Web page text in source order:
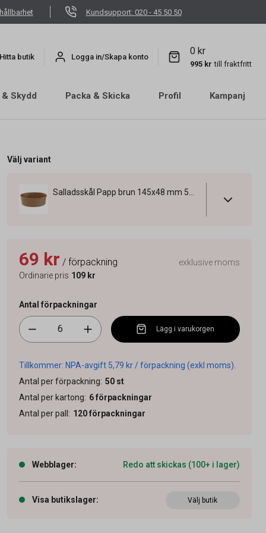
Kundsupport: 020 - 45 50 50
Hitta butik Logga in/Skapa konto
0 kr
995 kr till fraktfritt
Skydd Packa & Skicka Profil Kampanj
Välj variant
69 kr / förpackning
Ordinarie pris 109 kr
exklusive moms
Antal förpackningar
Lägg i varukorgen
Tillkommer: NPA-avgift 5,79 kr / förpackning (exkl moms).
Antal per förpackning: 50 st
Antal per kartong: 6förpackningar
Antal per pall : 120förpackningar
Webblager: Redo att skickas (100+ i lager)
Visa butikslager: Välj butik